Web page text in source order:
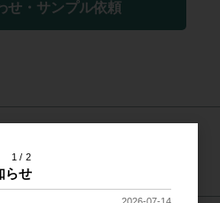
せ・サンプル依頼
1 2
らせ